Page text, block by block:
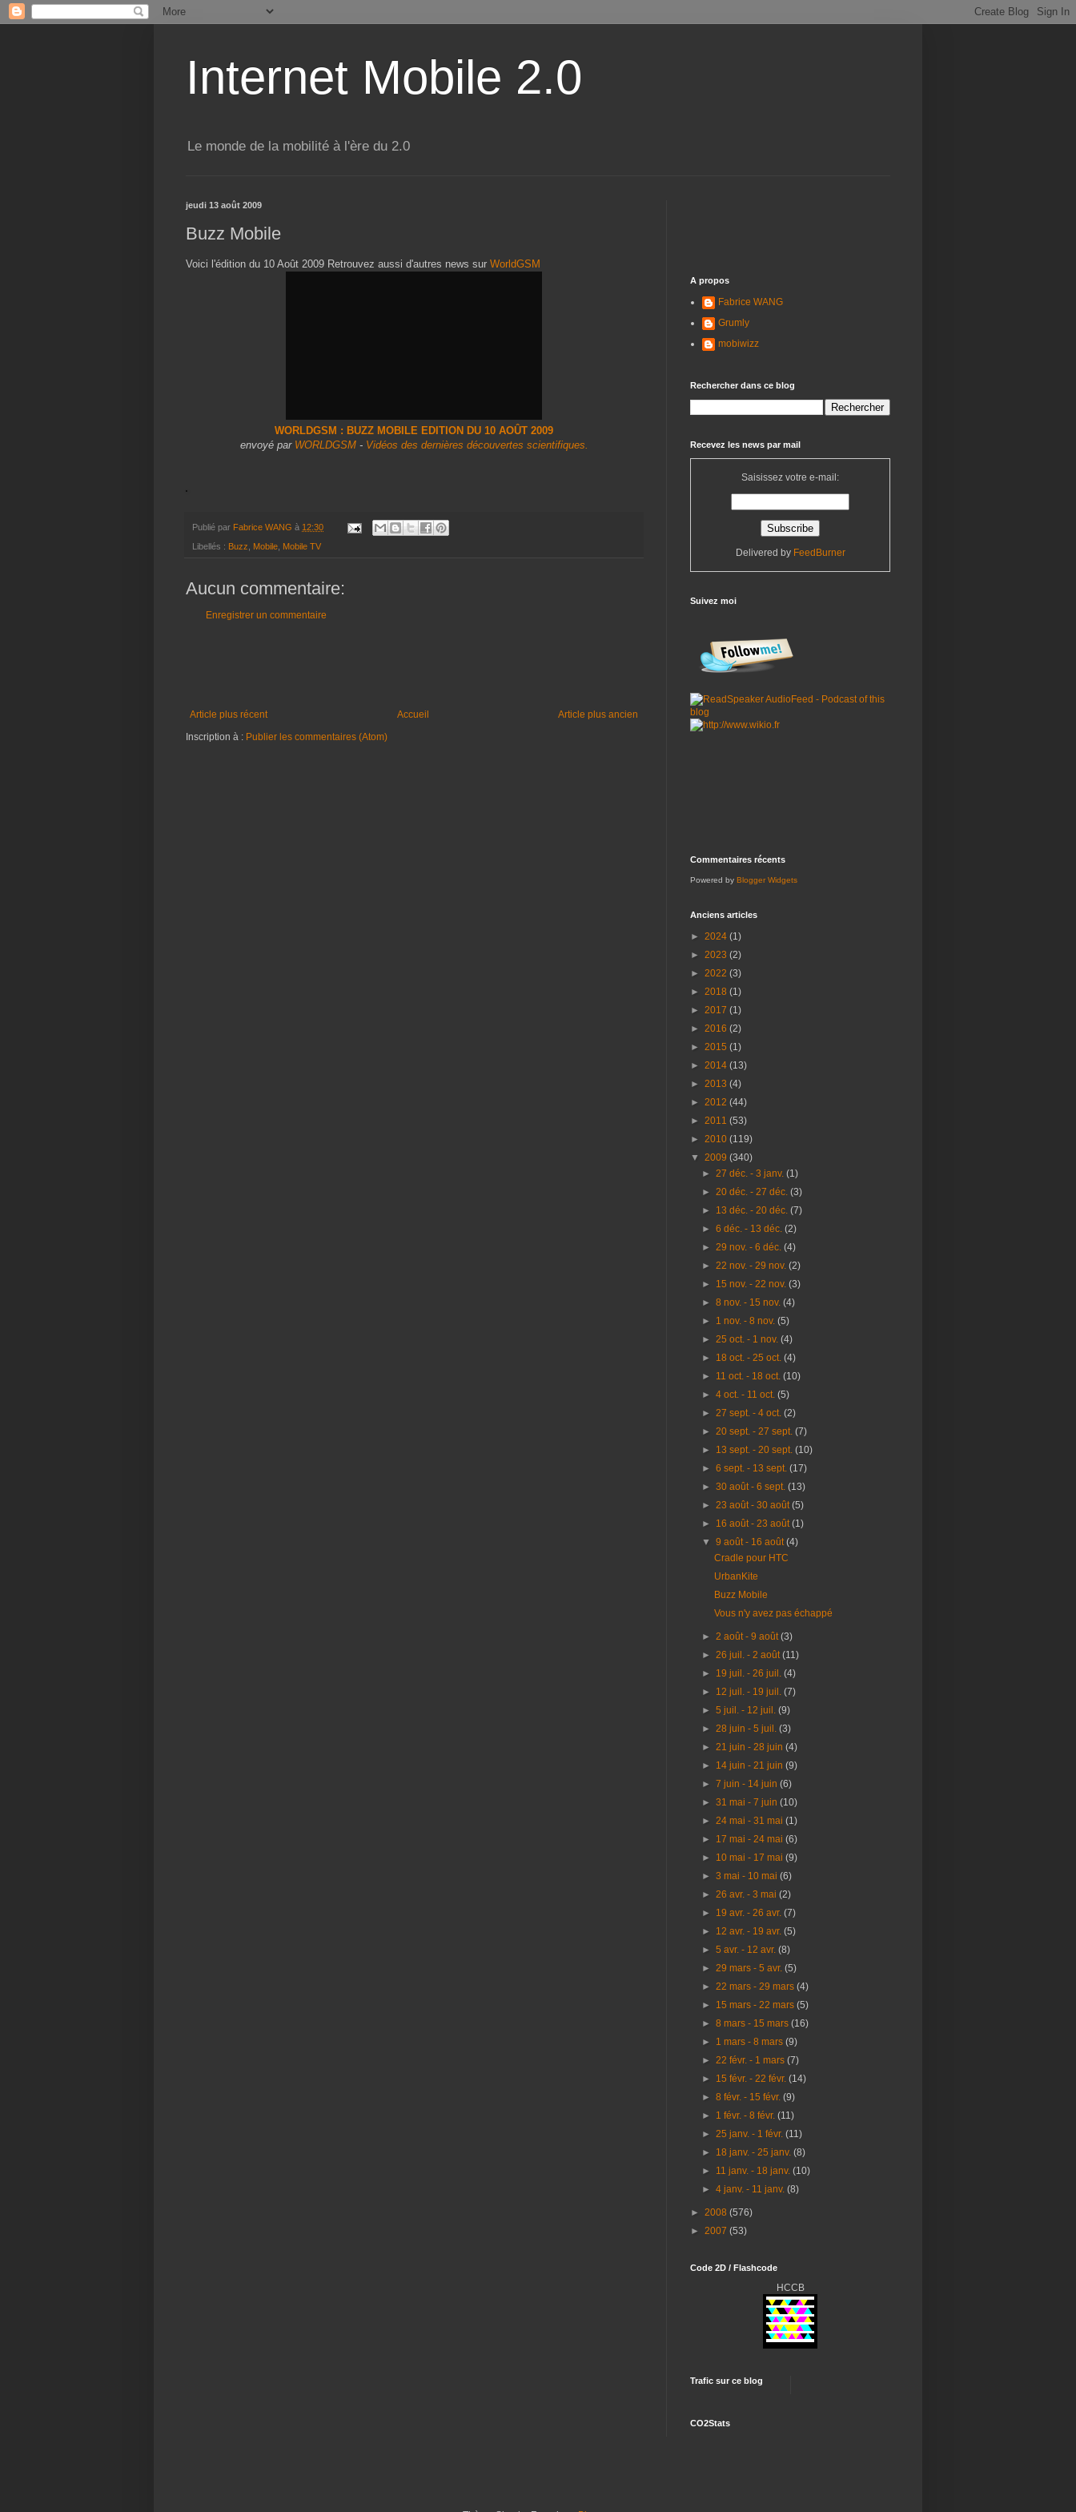
Internet Mobile 2.0
Le monde de la mobilité à l'ère du 2.0
jeudi 13 août 2009
Buzz Mobile
Voici l'édition du 10 Août 2009 Retrouvez aussi d'autres news sur WorldGSM
WORLDGSM : BUZZ MOBILE EDITION DU 10 AOÛT 2009
envoyé par WORLDGSM- Vidéos des dernières découvertes scientifiques.
Publié par Fabrice WANG à 12:30
Libellés : Buzz, Mobile, Mobile TV
Aucun commentaire:
Enregistrer un commentaire
Article plus récent Article plus ancien
Accueil
Inscription à : Publier les commentaires (Atom)
A propos
Fabrice WANG
Grumly
mobiwizz
Rechercher dans ce blog
Recevez les news par mail
Saisissez votre e-mail:
Delivered by FeedBurner
Suivez moi
Commentaires récents
Powered by Blogger Widgets
Anciens articles
► 2024 (1)
► 2023 (2)
► 2022 (3)
► 2018 (1)
► 2017 (1)
► 2016 (2)
► 2015 (1)
► 2014 (13)
► 2013 (4)
► 2012 (44)
► 2011 (53)
► 2010 (119)
▼ 2009 (340)
►27 déc. - 3 janv.(1)
►20 déc. - 27 déc.(3)
► 13 déc. - 20 déc.(7)
►6 déc. - 13 déc.(2)
►29 nov. - 6 déc.(4)
►22 nov. - 29 nov.(2)
► 15 nov. - 22 nov.(3)
►8 nov. - 15 nov.(4)
► 1 nov. - 8 nov.(5)
►25 oct. - 1 nov.(4)
► 18 oct. - 25 oct.(4)
► 11 oct. - 18 oct.(10)
►4 oct. - 11 oct.(5)
►27 sept. - 4 oct.(2)
►20 sept. - 27 sept.(7)
► 13 sept. - 20 sept.(10)
►6 sept. - 13 sept.(17)
►30 août - 6 sept.(13)
►23 août - 30 août(5)
► 16 août - 23 août(1)
▼9 août - 16 août(4)
Cradle pour HTC
UrbanKite
Buzz Mobile
Vous n'y avez pas échappé
►2 août - 9 août(3)
►26 juil. - 2 août(11)
► 19 juil. - 26 juil.(4)
► 12 juil. - 19 juil.(7)
►5 juil. - 12 juil.(9)
►28 juin - 5 juil.(3)
►21 juin - 28 juin(4)
► 14 juin - 21 juin(9)
►7 juin - 14 juin(6)
►31 mai - 7 juin(10)
►24 mai - 31 mai(1)
► 17 mai - 24 mai(6)
► 10 mai - 17 mai(9)
►3 mai - 10 mai(6)
►26 avr. - 3 mai(2)
► 19 avr. - 26 avr.(7)
► 12 avr. - 19 avr.(5)
►5 avr. - 12 avr.(8)
►29 mars - 5 avr.(5)
►22 mars - 29 mars(4)
► 15 mars - 22 mars(5)
►8 mars - 15 mars(16)
► 1 mars - 8 mars(9)
►22 févr. - 1 mars(7)
► 15 févr. - 22 févr.(14)
►8 févr. - 15 févr.(9)
► 1 févr. - 8 févr.(11)
►25 janv. - 1 févr.(11)
► 18 janv. - 25 janv.(8)
► 11 janv. - 18 janv.(10)
►4 janv. - 11 janv.(8)
► 2008 (576)
► 2007 (53)
Code 2D / Flashcode
HCCB
Trafic sur ce blog
CO2Stats